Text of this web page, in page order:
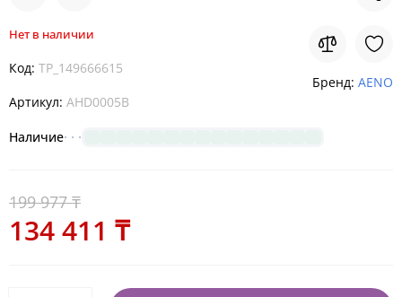
Нет в наличии
Код: TP_149666615
Артикул: AHD0005B
Наличие
Бренд: AENO
199 977 ₸
134 411 ₸